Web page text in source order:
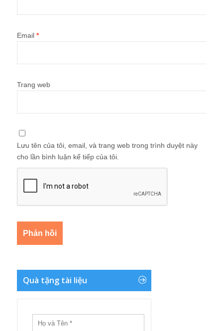
Email *
Trang web
Lưu tên của tôi, email, và trang web trong trình duyệt này
cho lần bình luận kế tiếp của tôi.
Quà tặng tài liệu